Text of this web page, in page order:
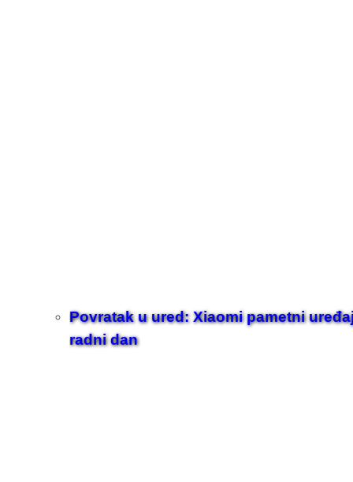
Povratak u ured: Xiaomi pametni
radni dan